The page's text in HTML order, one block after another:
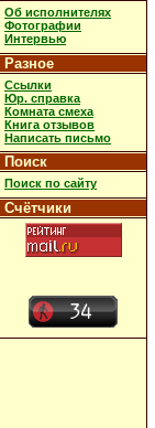
Об исполнителях
Фотографии
Интервью
Разное
Ссылки
Юр. справка
Комната смеха
Книга отзывов
Написать письмо
Поиск
Поиск по сайту
Счётчики